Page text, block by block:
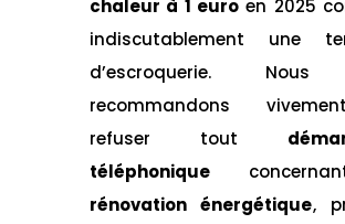
chaleur à 1 euro en 2025
indiscutablement une
d’escroquerie.
recommandons
refuser tout
téléphonique
rénovation énergétique,